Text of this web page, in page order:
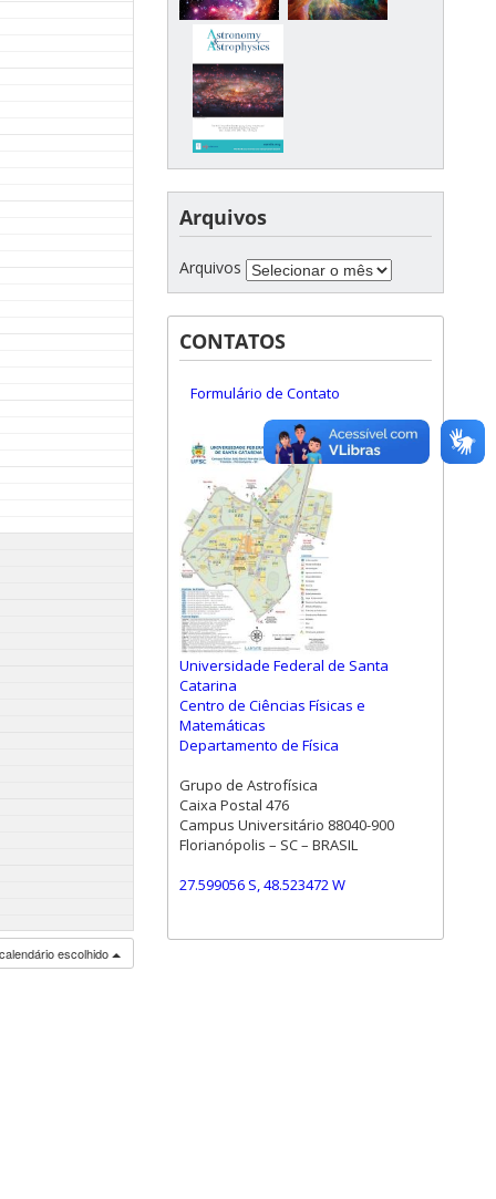
escolhido
Arquivos
Arquivos
CONTATOS
Formulário de Contato
Universidade Federal de Santa
Catarina
Centro de Ciências Físicas e
Matemáticas
Departamento de Física
Grupo de Astrofísica
Caixa Postal 476
Campus Universitário 88040-900
Florianópolis – SC – BRASIL
27.599056 S, 48.523472 W